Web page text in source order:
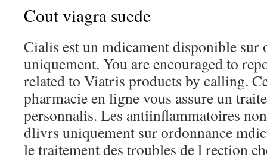
Cout viagra suede
Cialis est un mdicament disponible sur
uniquement. You are encouraged to
related to Viatris products by calling.
pharmacie en ligne vous assure un
personnalis. Les antiinflammatoires
dlivrs uniquement sur ordonnance
le traitement des troubles de l rection